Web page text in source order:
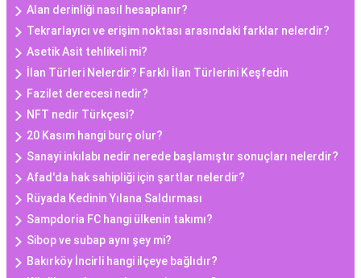
Alan derinliği nasıl hesaplanır?
Tekrarlayıcı ve erişim noktası arasındaki farklar nelerdir?
Asetik Asit tehlikeli mi?
İlan Türleri Nelerdir? Farklı İlan Türlerini Keşfedin
Fazilet derecesi nedir?
NFT nedir Türkçesi?
20 Kasım hangi burç olur?
Sanayi inkılabı nedir nerede başlamıştır sonuçları nelerdir?
Afad'da hak sahipliği için şartlar nelerdir?
Rüyada Kedinin Yılana Saldırması
Sampdoria FC hangi ülkenin takımı?
Sibop ve subap aynı şey mi?
Bakırköy İncirli hangi ilçeye bağlıdır?